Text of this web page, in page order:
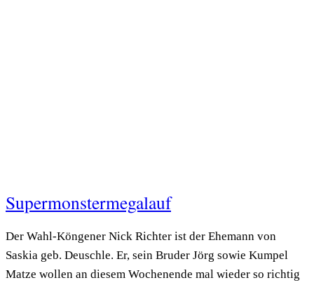
Supermonstermegalauf
Der Wahl-Köngener Nick Richter ist der Ehemann von
Saskia geb. Deuschle. Er, sein Bruder Jörg sowie Kumpel
Matze wollen an diesem Wochenende mal wieder so richtig